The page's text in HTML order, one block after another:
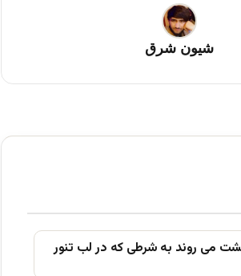
شیون شرق
می روند به شرطی که در لب تنور